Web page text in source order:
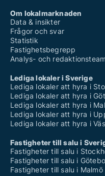
Om lokalmarknaden
Data & insikter
Frågor och svar
Statistik
Fastighetsbegrepp
Analys- och
Lediga lokaler i Sverige
Lediga lokaler att hyra i
Lediga lokaler att hyra i
Lediga lokaler att hyra i
Lediga lokaler att hyra i
Lediga lokaler att hyra i
Fastigheter till salu i
Fastigheter till salu i
Fastigheter till salu i
Fastigheter till salu i Malmö